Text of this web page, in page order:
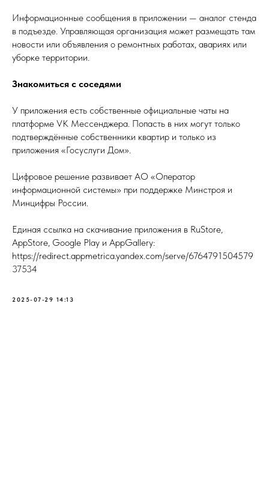
Информационные сообщения в приложении — аналог стенда
в подъезде. Управляющая организация может размещать там
новости или объявления о ремонтных работах, авариях или
уборке территории.
Знакомиться с соседями
У приложения есть собственные официальные чаты на
платформе VK Мессенджера. Попасть в них могут только
подтверждённые собственники квартир и только из
приложения «Госуслуги Дом».
Цифровое решение развивает АО «Оператор
информационной системы» при поддержке Минстроя и
Минцифры России.
Единая ссылка на скачивание приложения в RuStore,
AppStore, Google Play и AppGallery:
https://redirect.appmetrica.yandex.com/serve/6764791504579
37534
2025-07-29 14:13